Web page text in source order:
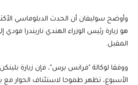
وأوضح سوليفان أن الحدث الدبلوماسي
هو زيارة رئيس الوزراء الهندي ناريندرا
المقبل.
ووفقا لوكالة "فرانس برس"، فإن زيارة
الأسبوع، تظهر طموحا لاستئناف الحوار مع